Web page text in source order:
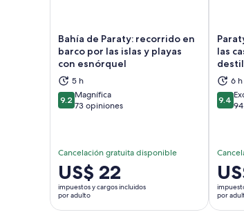
Bahía de Paraty: recorrido en
barco por las islas y playas
con esnórquel
5 h
9.29.2 de 10
Magnífica
73 opiniones
Cancelación gratuita disponible
El
precio
es
de
US$ 22
impuestos y cargos incluidos
por adulto
Se abrirá en una
las
6 h
9.49.4
El
es
de
por